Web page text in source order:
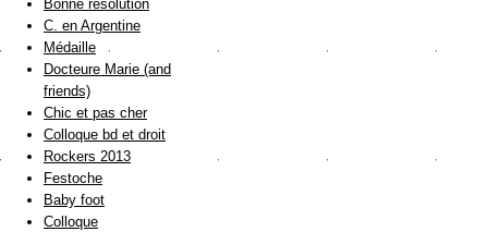
Bonne résolution
C. en Argentine
Médaille
Docteure Marie (and
friends)
Chic et pas cher
Colloque bd et droit
Rockers 2013
Festoche
Baby foot
Colloque